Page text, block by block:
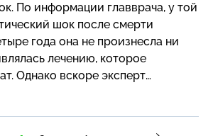
По информации главврача, у той
шок после смерти
года она не произнесла ни
лечению, которое
Однако вскоре эксперт
что девушка была